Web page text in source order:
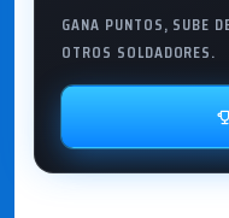
GANA PUNTOS, SUBE
OTROS SOLDADORES.